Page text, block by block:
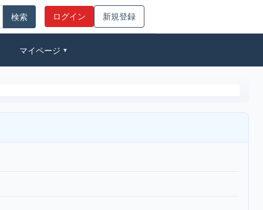
ログイン 新規登録
マイページ ▼